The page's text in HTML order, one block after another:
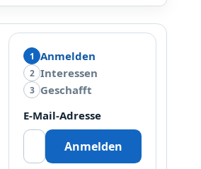
n
t
!
s
e
r
1 Anmelden
2 Interessen
3 Geschafft
E-Mail-Adresse
Anmelden